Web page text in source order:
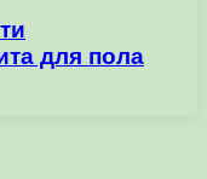
для пола